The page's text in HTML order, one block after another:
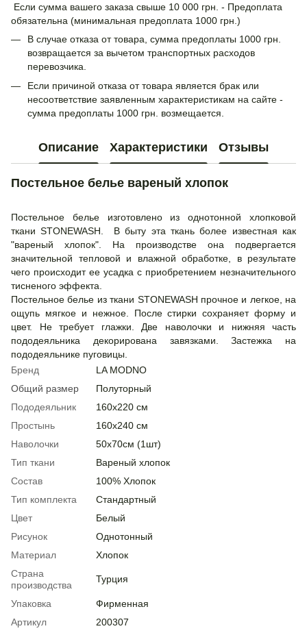
Если сумма вашего заказа свыше 10 000 грн. - Предоплата
обязательна (минимальная предоплата 1000 грн.)
В случае отказа от товара, сумма предоплаты 1000 грн.
возвращается за вычетом транспортных расходов
перевозчика.
Если причиной отказа от товара является брак или
несоответствие заявленным характеристикам на сайте -
сумма предоплаты 1000 грн. возмещается.
Описание Характеристики Отзывы
Постельное белье вареный хлопок
Постельное белье изготовлено из однотонной хлопковой
ткани STONEWASH. В быту эта ткань более известная как
"вареный хлопок". На производстве она подвергается
значительной тепловой и влажной обработке, в результате
чего происходит ее усадка с приобретением незначительного
тисненого эффекта.
Постельное белье из ткани STONEWASH прочное и легкое, на
ощупь мягкое и нежное. После стирки сохраняет форму и
цвет. Не требует глажки. Две наволочки и нижняя часть
пододеяльника декорирована завязками. Застежка на
пододеяльнике пуговицы.
Бренд
LA MODNO
Общий размер
Полуторный
Пододеяльник
160х220 см
Простынь
160х240 см
Наволочки
50х70см (1шт)
Тип ткани
Вареный хлопок
Состав
100% Хлопок
Тип комплекта
Стандартный
Цвет
Белый
Рисунок
Однотонный
Материал
Хлопок
Страна
производства
Турция
Упаковка
Фирменная
Артикул
200307